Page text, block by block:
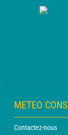
METEO
Contactez-nous